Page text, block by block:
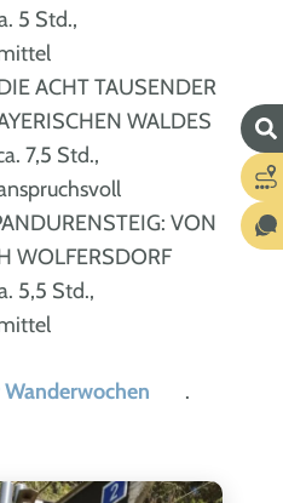
5 Std.,
ACHT TAUSENDER
WALDES
7,5 Std.,
VON
WOLFERSDORF
5,5 Std.,
.